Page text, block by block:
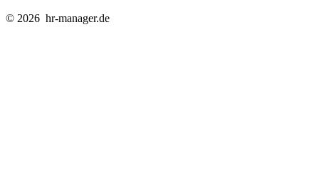
© 2026 hr-manager.de